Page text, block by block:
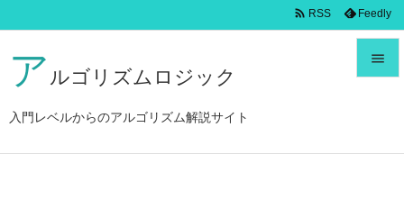
ア ルゴリズムロジック
入門レベルからのアルゴリズム解説サイト

サイド
 RSS Feedly